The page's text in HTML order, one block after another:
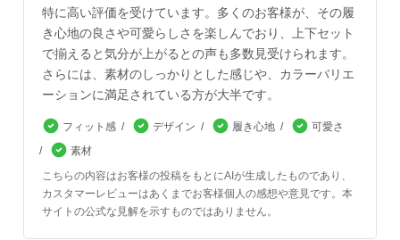
特に高い評価を受けています。多くのお客様が、その履
き心地の良さや可愛らしさを楽しんでおり、上下セット
で揃えると気分が上がるとの声も多数見受けられます。
さらには、素材のしっかりとした感じや、カラーバリエ
ーションに満足されている方が大半です。
フィット感 デザイン 履き心地
可愛さ
素材
こちらの内容はお客様の投稿をもとにAIが生成したものであり、
カスタマーレビューはあくまでお客様個人の感想や意見です。本
サイトの公式な見解を示すものではありません。